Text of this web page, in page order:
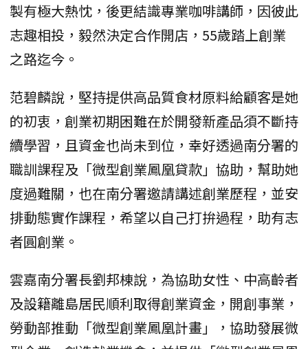
製有極大熱忱，後更結識專業咖啡講師，因彼此
志趣相投，毅然決定合作開店，55歲踏上創業
之路迄今。
范碧麟說，堅持提供高品質食材原料給顧客是她
的初衷，創業初期困難在於開發新產品須不斷持
續學習，且資金也尚未到位，幸好透過南分署的
職訓課程及「微型創業鳳凰貸款」協助，幫助她
度過難關，也在南分署邀請講述創業歷程，並安
排動態實作課程，希望以自己打拚過程，助有志
者圓創業。
雲嘉南分署長劉邦棟說，為協助女性、中高齡者
及設籍離島居民順利取得創業資金，開創事業，
勞動部推動「微型創業鳳凰計畫」，協助發展微